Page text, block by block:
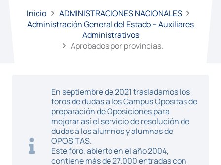
Inicio
ADMINISTRACIONES NACIONALES
Administración General del Estado – Auxiliares
Administrativos
Aprobados por provincias.
En septiembre de 2021 trasladamos los
foros de dudas a los Campus Opositas de
preparación de Oposiciones para
mejorar así el servicio de resolución de
dudas a los alumnos y alumnas de
OPOSITAS.
Este foro, abierto en el año 2004,
contiene más de 27.000 entradas con